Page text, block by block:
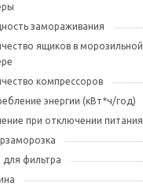
замораживания
ящиков в морозильной
компрессоров
энергии (кВт*ч/год)
при отключении питания
для фильтра